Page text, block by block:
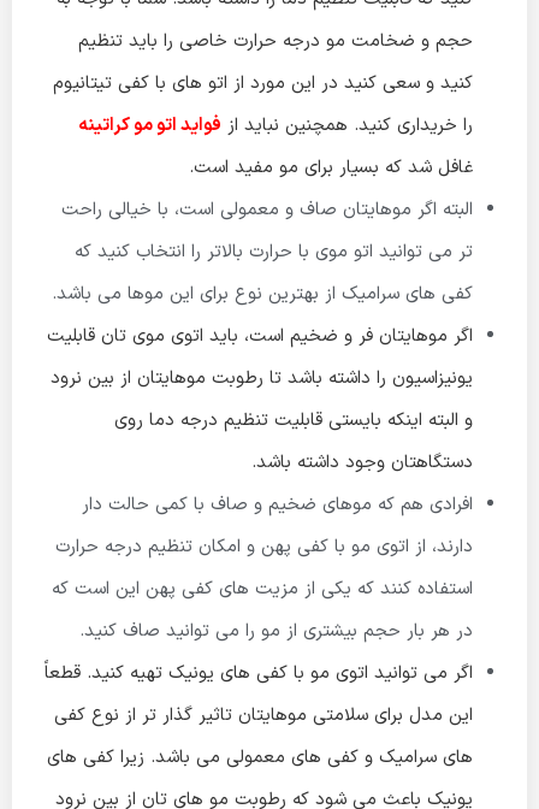
حجم و ضخامت مو درجه حرارت خاصی را باید تنظیم
کنید و سعی کنید در این مورد از اتو های با کفی تیتانیوم
را خریداری کنید. همچنین نباید از فواید اتو مو کراتینه
غافل شد که بسیار برای مو مفید است.
البته اگر موهایتان صاف و معمولی است، با خیالی راحت
تر می توانید اتو موی با حرارت بالاتر را انتخاب کنید که
کفی های سرامیک از بهترین نوع برای این موها می باشد.
اگر موهایتان فر و ضخیم است، باید اتوی موی تان قابلیت
یونیزاسیون را داشته باشد تا رطوبت موهایتان از بین نرود
و البته اینکه بایستی قابلیت تنظیم درجه دما روی
دستگاهتان وجود داشته باشد.
افرادی هم که موهای ضخیم و صاف با کمی حالت دار
دارند، از اتوی مو با کفی پهن و امکان تنظیم درجه حرارت
استفاده کنند که یکی از مزیت های کفی پهن این است که
در هر بار حجم بیشتری از مو را می توانید صاف کنید.
اگر می توانید اتوی مو با کفی های یونیک تهیه کنید. قطعاً
این مدل برای سلامتی موهایتان تاثیر گذار تر از نوع کفی
های سرامیک و کفی های معمولی می باشد. زیرا کفی های
یونیک باعث می شود که رطوبت مو های تان از بین نرود